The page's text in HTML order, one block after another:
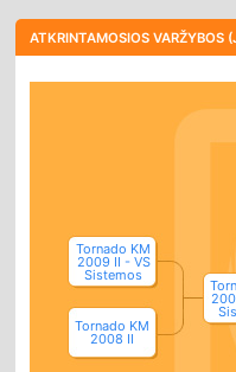
ATKRINTAMOSIOS VARŽYBOS
Tornado KM
2009 II - VS
Sistemos
Tornado KM
2008 II